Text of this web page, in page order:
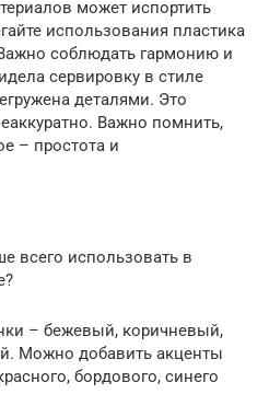
может испортить
использования пластика
соблюдать гармонию и
сервировку в стиле
деталями. Это
Важно помнить,
– простота и
всего использовать в
– бежевый, коричневый,
Можно добавить акценты
бордового, синего